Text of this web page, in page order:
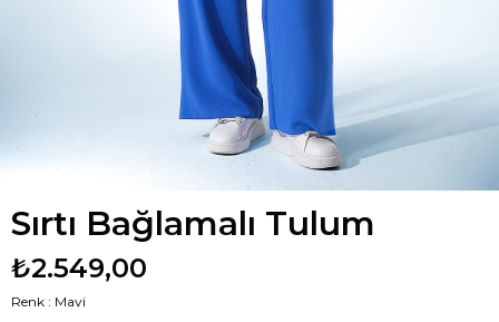
Sırtı Bağlamalı Tulum
₺2.549,00
Renk : Mavi